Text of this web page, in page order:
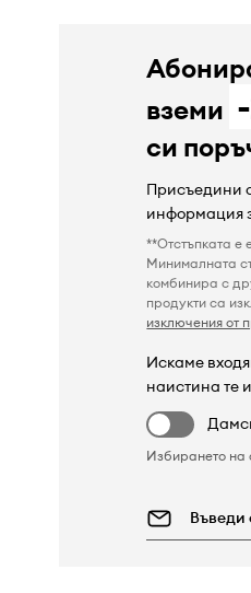
вземи
си
Присъедини
информация
**Отстъпката е
Минималната
комбинира с
продукти са
изключения от
Искаме
наистина те
Избирането на